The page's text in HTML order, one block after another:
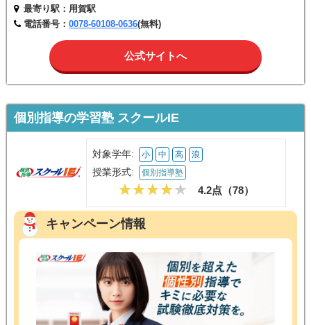
最寄り駅：用賀駅
電話番号： 0078-60108-0636(無料)
公式サイトへ
個別指導の学習塾 スクールIE
対象学年: 小 中 高 浪
授業形式: 個別指導塾
4.2点（78）
キャンペーン情報